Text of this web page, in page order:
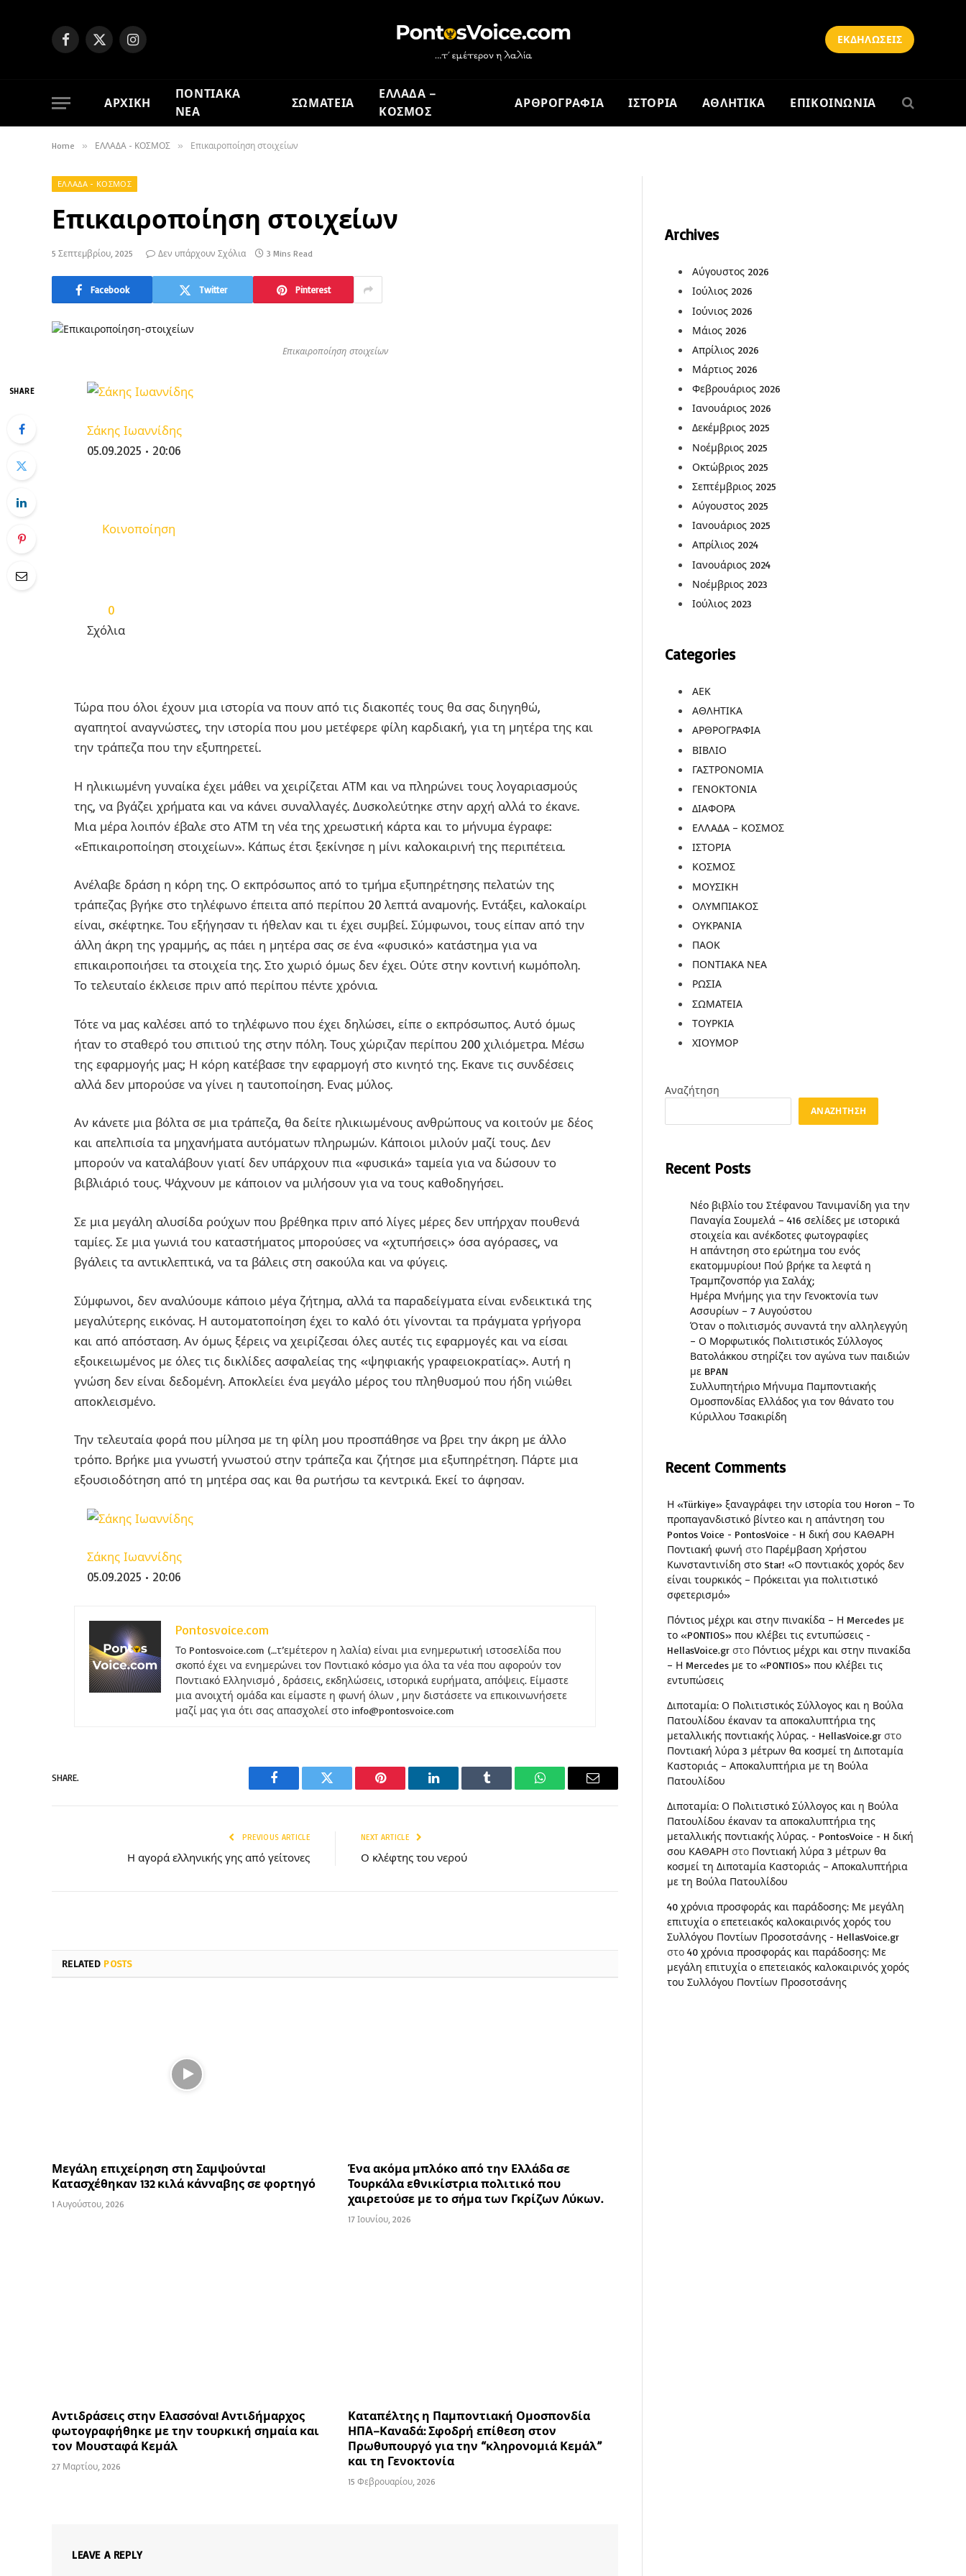
Facebook
X
Instagram
ΕΚΔΗΛΩΣΕΙΣ
ΑΡΧΙΚΗ
ΠΟΝΤΙΑΚΑ
ΝΕΑ
ΣΩΜΑΤΕΙΑ
ΕΛΛΑΔΑ –
ΚΟΣΜΟΣ
ΑΡΘΡΟΓΡΑΦΙΑ ΙΣΤΟΡΙΑ ΑΘΛΗΤΙΚΑ ΕΠΙΚΟΙΝΩΝΙΑ
Home » ΕΛΛΑΔΑ - ΚΟΣΜΟΣ » Επικαιροποίηση στοιχείων
ΕΛΛΑΔΑ - ΚΟΣΜΟΣ
Επικαιροποίηση στοιχείων
5 Σεπτεμβρίου, 2025 Δεν υπάρχουν Σχόλια 3 Mins Read
Facebook Twitter Pinterest
Επικαιροποίηση στοιχείων
SHARE
Σάκης Ιωαννίδης
05.09.2025 • 20:06
Κοινοποίηση
0
Σχόλια
Τώρα που όλοι έχουν μια ιστορία να πουν από τις διακοπές τους θα σας διηγηθώ,
αγαπητοί αναγνώστες, την ιστορία που μου μετέφερε φίλη καρδιακή, για τη μητέρα της και
την τράπεζα που την εξυπηρετεί.
Η ηλικιωμένη γυναίκα έχει μάθει να χειρίζεται ΑΤΜ και να πληρώνει τους λογαριασμούς
της, να βγάζει χρήματα και να κάνει συναλλαγές. Δυσκολεύτηκε στην αρχή αλλά το έκανε.
Μια μέρα λοιπόν έβαλε στο ΑΤΜ τη νέα της χρεωστική κάρτα και το μήνυμα έγραφε:
«Επικαιροποίηση στοιχείων». Κάπως έτσι ξεκίνησε η μίνι καλοκαιρινή της περιπέτεια.
Ανέλαβε δράση η κόρη της. Ο εκπρόσωπος από το τμήμα εξυπηρέτησης πελατών της
τράπεζας βγήκε στο τηλέφωνο έπειτα από περίπου 20 λεπτά αναμονής. Εντάξει, καλοκαίρι
είναι, σκέφτηκε. Του εξήγησαν τι ήθελαν και τι έχει συμβεί. Σύμφωνοι, τους είπαν από την
άλλη άκρη της γραμμής, ας πάει η μητέρα σας σε ένα «φυσικό» κατάστημα για να
επικαιροποιήσει τα στοιχεία της. Στο χωριό όμως δεν έχει. Ούτε στην κοντινή κωμόπολη.
Το τελευταίο έκλεισε πριν από περίπου πέντε χρόνια.
Τότε να μας καλέσει από το τηλέφωνο που έχει δηλώσει, είπε ο εκπρόσωπος. Αυτό όμως
ήταν το σταθερό του σπιτιού της στην πόλη. Τους χώριζαν περίπου 200 χιλιόμετρα. Μέσω
της εφαρμογής μας; Η κόρη κατέβασε την εφαρμογή στο κινητό της. Εκανε τις συνδέσεις
αλλά δεν μπορούσε να γίνει η ταυτοποίηση. Ενας μύλος.
Αν κάνετε μια βόλτα σε μια τράπεζα, θα δείτε ηλικιωμένους ανθρώπους να κοιτούν με δέος
και απελπισία τα μηχανήματα αυτόματων πληρωμών. Κάποιοι μιλούν μαζί τους. Δεν
μπορούν να καταλάβουν γιατί δεν υπάρχουν πια «φυσικά» ταμεία για να δώσουν το
βιβλιάριό τους. Ψάχνουν με κάποιον να μιλήσουν για να τους καθοδηγήσει.
Σε μια μεγάλη αλυσίδα ρούχων που βρέθηκα πριν από λίγες μέρες δεν υπήρχαν πουθενά
ταμίες. Σε μια γωνιά του καταστήματος μπορούσες να «χτυπήσεις» όσα αγόρασες, να
βγάλεις τα αντικλεπτικά, να τα βάλεις στη σακούλα και να φύγεις.
Σύμφωνοι, δεν αναλύουμε κάποιο μέγα ζήτημα, αλλά τα παραδείγματα είναι ενδεικτικά της
μεγαλύτερης εικόνας. Η αυτοματοποίηση έχει το καλό ότι γίνονται τα πράγματα γρήγορα
και από απόσταση. Αν όμως ξέρεις να χειρίζεσαι όλες αυτές τις εφαρμογές και να είσαι
εξοικειωμένος με όλες τις δικλίδες ασφαλείας της «ψηφιακής γραφειοκρατίας». Αυτή η
γνώση δεν είναι δεδομένη. Αποκλείει ένα μεγάλο μέρος του πληθυσμού που ήδη νιώθει
αποκλεισμένο.
Την τελευταία φορά που μίλησα με τη φίλη μου προσπάθησε να βρει την άκρη με άλλο
τρόπο. Βρήκε μια γνωστή γνωστού στην τράπεζα και ζήτησε μια εξυπηρέτηση. Πάρτε μια
εξουσιοδότηση από τη μητέρα σας και θα ρωτήσω τα κεντρικά. Εκεί το άφησαν.
Σάκης Ιωαννίδης
05.09.2025 • 20:06
Pontosvoice.com
Το Pontosvoice.com (…τ’εμέτερον η λαλία) είναι μια ενημερωτική ιστοσελίδα που
σκοπό έχει να ενημερώνει τον Ποντιακό κόσμο για όλα τα νέα που αφορούν τον
Ποντιακό Ελληνισμό , δράσεις, εκδηλώσεις, ιστορικά ευρήματα, απόψεις. Είμαστε
μια ανοιχτή ομάδα και είμαστε η φωνή όλων , μην διστάσετε να επικοινωνήσετε
μαζί μας για ότι σας απασχολεί στο info@pontosvoice.com
SHARE.
Facebook Twitter Pinterest LinkedIn Tumblr WhatsAppEmail
PREVIOUS ARTICLE
Η αγορά ελληνικής γης από γείτονες
NEXT ARTICLE
Ο κλέφτης του νερού
RELATED POSTS
Μεγάλη επιχείρηση στη Σαμψούντα!
Κατασχέθηκαν 132 κιλά κάνναβης σε φορτηγό
1 Αυγούστου, 2026
Ένα ακόμα μπλόκο από την Ελλάδα σε
Τουρκάλα εθνικίστρια πολιτικό που
χαιρετούσε με το σήμα των Γκρίζων Λύκων.
17 Ιουνίου, 2026
Αντιδράσεις στην Ελασσόνα! Αντιδήμαρχος
φωτογραφήθηκε με την τουρκική σημαία και
τον Μουσταφά Κεμάλ
27 Μαρτίου, 2026
Καταπέλτης η Παμποντιακή Ομοσπονδία
ΗΠΑ–Καναδά: Σφοδρή επίθεση στον
Πρωθυπουργό για την “κληρονομιά Κεμάλ”
και τη Γενοκτονία
15 Φεβρουαρίου, 2026
LEAVE A REPLY
Archives
Αύγουστος 2026
Ιούλιος 2026
Ιούνιος 2026
Μάιος 2026
Απρίλιος 2026
Μάρτιος 2026
Φεβρουάριος 2026
Ιανουάριος 2026
Δεκέμβριος 2025
Νοέμβριος 2025
Οκτώβριος 2025
Σεπτέμβριος 2025
Αύγουστος 2025
Ιανουάριος 2025
Απρίλιος 2024
Ιανουάριος 2024
Νοέμβριος 2023
Ιούλιος 2023
Categories
ΑΕΚ
ΑΘΛΗΤΙΚΑ
ΑΡΘΡΟΓΡΑΦΙΑ
ΒΙΒΛΙΟ
ΓΑΣΤΡΟΝΟΜΙΑ
ΓΕΝΟΚΤΟΝΙΑ
ΔΙΑΦΟΡΑ
ΕΛΛΑΔΑ – ΚΟΣΜΟΣ
ΙΣΤΟΡΙΑ
ΚΟΣΜΟΣ
ΜΟΥΣΙΚΗ
ΟΛΥΜΠΙΑΚΟΣ
ΟΥΚΡΑΝΙΑ
ΠΑΟΚ
ΠΟΝΤΙΑΚΑ ΝΕΑ
ΡΩΣΙΑ
ΣΩΜΑΤΕΙΑ
ΤΟΥΡΚΙΑ
ΧΙΟΥΜΟΡ
Αναζήτηση
ΑΝΑΖΉΤΗΣΗ
Recent Posts
Νέο βιβλίο του Στέφανου Τανιμανίδη για την
Παναγία Σουμελά – 416 σελίδες με ιστορικά
στοιχεία και ανέκδοτες φωτογραφίες
Η απάντηση στο ερώτημα του ενός
εκατομμυρίου! Πού βρήκε τα λεφτά η
Τραμπζονσπόρ για Σαλάχ;
Ημέρα Μνήμης για την Γενοκτονία των
Ασσυρίων – 7 Αυγούστου
Όταν ο πολιτισμός συναντά την αλληλεγγύη
– Ο Μορφωτικός Πολιτιστικός Σύλλογος
Βατολάκκου στηρίζει τον αγώνα των παιδιών
με BPAN
Συλλυπητήριο Μήνυμα Παμποντιακής
Ομοσπονδίας Ελλάδος για τον θάνατο του
Κύριλλου Τσακιρίδη
Recent Comments
Η «Türkiye» ξαναγράφει την ιστορία του Horon – Το
προπαγανδιστικό βίντεο και η απάντηση του
Pontos Voice - PontosVoice - H δική σου ΚΑΘΑΡΗ
Ποντιακή φωνή στο Παρέμβαση Χρήστου
Κωνσταντινίδη στο Star! «Ο ποντιακός χορός δεν
είναι τουρκικός – Πρόκειται για πολιτιστικό
σφετερισμό»
Πόντιος μέχρι και στην πινακίδα – Η Mercedes με
το «PONTIOS» που κλέβει τις εντυπώσεις -
HellasVoice.gr στο Πόντιος μέχρι και στην πινακίδα
– Η Mercedes με το «PONTIOS» που κλέβει τις
εντυπώσεις
Διποταμία: Ο Πολιτιστικός Σύλλογος και η Βούλα
Πατουλίδου έκαναν τα αποκαλυπτήρια της
μεταλλικής ποντιακής λύρας. - HellasVoice.gr στο
Ποντιακή λύρα 3 μέτρων θα κοσμεί τη Διποταμία
Καστοριάς – Αποκαλυπτήρια με τη Βούλα
Πατουλίδου
Διποταμία: Ο Πολιτιστικό Σύλλογος και η Βούλα
Πατουλίδου έκαναν τα αποκαλυπτήρια της
μεταλλικής ποντιακής λύρας. - PontosVoice - H δική
σου ΚΑΘΑΡΗ στο Ποντιακή λύρα 3 μέτρων θα
κοσμεί τη Διποταμία Καστοριάς – Αποκαλυπτήρια
με τη Βούλα Πατουλίδου
40 χρόνια προσφοράς και παράδοσης: Με μεγάλη
επιτυχία ο επετειακός καλοκαιρινός χορός του
Συλλόγου Ποντίων Προσοτσάνης - HellasVoice.gr
στο 40 χρόνια προσφοράς και παράδοσης: Με
μεγάλη επιτυχία ο επετειακός καλοκαιρινός χορός
του Συλλόγου Ποντίων Προσοτσάνης